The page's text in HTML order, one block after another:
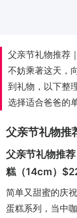
父亲节礼物推荐
不妨乘著这天，
到礼物，以下整
选择适合爸爸的
父亲节礼物推
父亲节礼物推
糕（14cm）
简单又甜蜜的庆
蛋糕系列，当中